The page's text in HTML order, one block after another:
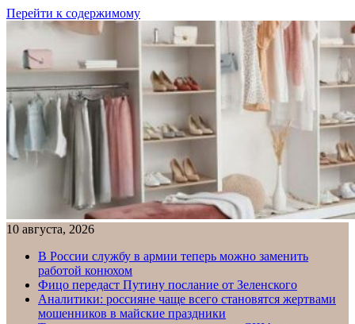
Перейти к содержимому
10 августа, 2026
В России службу в армии теперь можно заменить
работой конюхом
Фицо передаст Путину послание от Зеленского
Аналитики: россияне чаще всего становятся жертвами
мошенников в майские праздники